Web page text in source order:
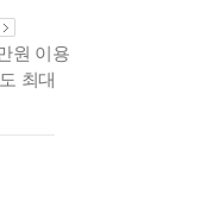
원 이용
최대